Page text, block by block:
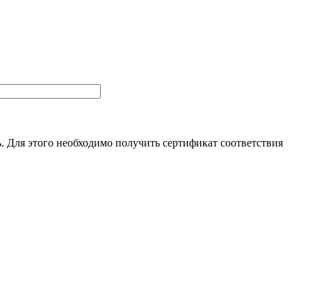
этого необходимо получить сертификат соответствия